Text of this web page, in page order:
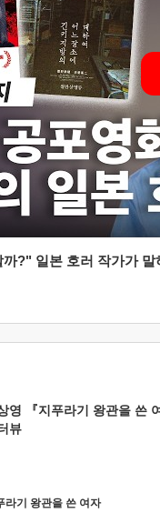
?" 일본 호러 작가가
영 『지푸라기 왕관을 쓴
뷰
라기 왕관을 쓴 여자